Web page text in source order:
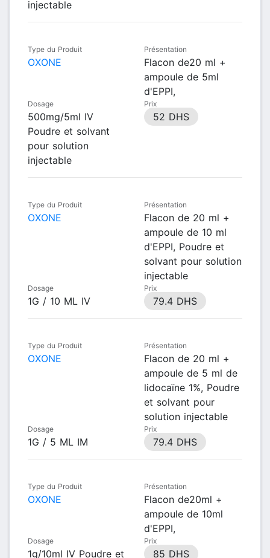
injectable
Type du Produit
OXONE
Présentation
Flacon de20 ml +
ampoule de 5ml
d'EPPI,
Dosage
500mg/5ml IV
Poudre et solvant
pour solution
injectable
Prix
52 DHS
Type du Produit
OXONE
Présentation
Flacon de 20 ml +
ampoule de 10 ml
d'EPPI, Poudre et
solvant pour solution
injectable
Dosage
1G / 10 ML IV
Prix
79.4 DHS
Type du Produit
OXONE
Présentation
Flacon de 20 ml +
ampoule de 5 ml de
lidocaïne 1%, Poudre
et solvant pour
solution injectable
Dosage
1G / 5 ML IM
Prix
79.4 DHS
Type du Produit
OXONE
Présentation
Flacon de20ml +
ampoule de 10ml
d'EPPI,
Dosage
1g/10ml IV Poudre et
Prix
85 DHS